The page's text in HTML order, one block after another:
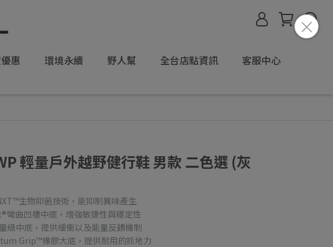
惠 環境永續 野人幫 全台店點資訊
客服中心
輕量戶外越野健行鞋 男款 二色選 (灰
生物抑菌技術，能抑制異味產生
彎曲凹槽中底，增強敏捷性與穩定性
級中底，提供緩衝以及能量反饋機制
Grip™橡膠大底，提供耐用的抓地力